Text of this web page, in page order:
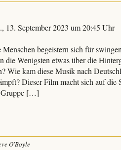
13. September 2023 um 20:45 Uhr
begeistern sich für
die Wenigsten etwas über die
Wie kam diese Musik nach
Dieser Film macht sich auf die
Gruppe […]
O'Boyle